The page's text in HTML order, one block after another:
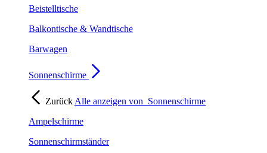
Beistelltische
Balkontische & Wandtische
Barwagen
Sonnenschirme
Zurück Alle anzeigen von Sonnenschirme
Ampelschirme
Sonnenschirmständer